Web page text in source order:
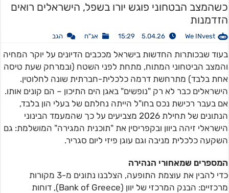
כשהמצב הבטחוני פוגש יורו בשפל, הישראלים רואים
הזדמנות
We INvest
5.04.26 15:29 אג"ח הגב
בעוד שבכותרות החדשות בישראל מככבים הדיונים על יוקר המחיה
והמצב הביטחוני המתוח, מתחת לפני השטח (ובמרחק שעת טיסה
אחת בלבד) מתרחשת דרמה כלכלית-חברתית שונה לחלוטין.
הישראלים כבר לא רק "נופשים" באגן הים התיכון – הם קונים אותו.
אם בעבר רכישת נכס בחו"ל הייתה נחלתם של בעלי הון בלבד,
הנתונים של תחילת 2026 מצביעים על כך שהמעמד הבינוני
הישראלי זיהה ביוון ובקפריסין את "תוכנית המגירה" המושלמת: גם
השקעה כלכלית מניבה וגם עוגן פיזי ליום סגריר.
המספרים שמאחורי הנהירה
כדי להבין את עוצמת התופעה, הצלבנו נתונים מ-3 מקורות
מרכזיים: הבנק המרכזי של יוון (Bank of Greece), דוחות